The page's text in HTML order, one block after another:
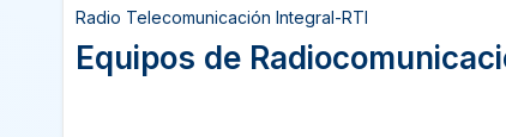
Radio Telecomunicación Integral-RTI
Equipos de